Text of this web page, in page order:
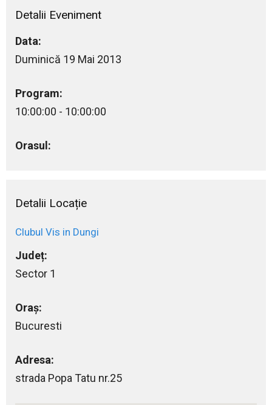
Detalii Eveniment
Data:
Duminică 19 Mai 2013
Program:
10:00:00 - 10:00:00
Orasul:
Detalii Locație
Clubul Vis in Dungi
Județ:
Sector 1
Oraș:
Bucuresti
Adresa:
strada Popa Tatu nr.25